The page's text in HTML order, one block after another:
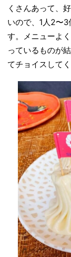
くさんあって、
いので、1人2〜
す。メニューよ
っているものが
てチョイスしてく